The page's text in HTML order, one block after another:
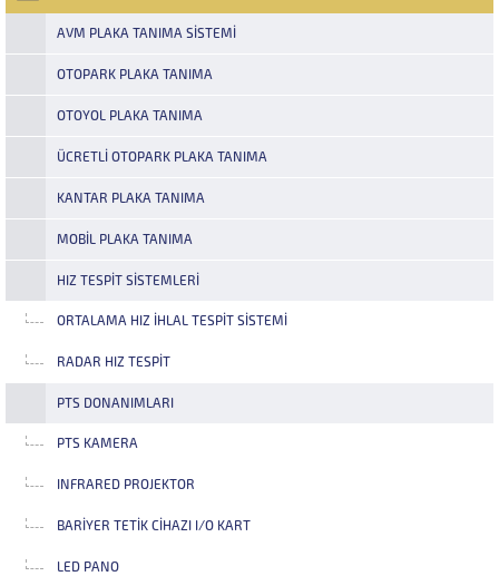
noktadan geçiş...
AVM PLAKA TANIMA SISTEMI
OTOPARK PLAKA TANIMA
OTOYOL PLAKA TANIMA
ÜCRETLI OTOPARK PLAKA TANIMA
KANTAR PLAKA TANIMA
MOBIL PLAKA TANIMA
HIZ TESPIT SISTEMLERI
ORTALAMA HIZ İHLAL TESPIT SISTEMI
RADAR HIZ TESPIT
PTS DONANIMLARI
PTS KAMERA
INFRARED PROJEKTOR
BARIYER TETIK CIHAZI I/O KART
LED PANO